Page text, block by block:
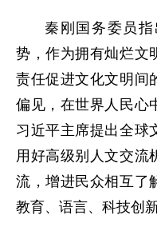
秦刚国务委员
势，作为拥有灿烂文
责任促进文化文明间
偏见，在世界人民心
习近平主席提出全球
用好高级别人文交流
流，增进民众相互了
教育、语言、科技创